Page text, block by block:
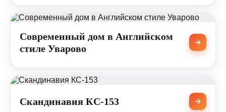
Современный дом в Английском
стиле Уварово
Скандинавия КС-153